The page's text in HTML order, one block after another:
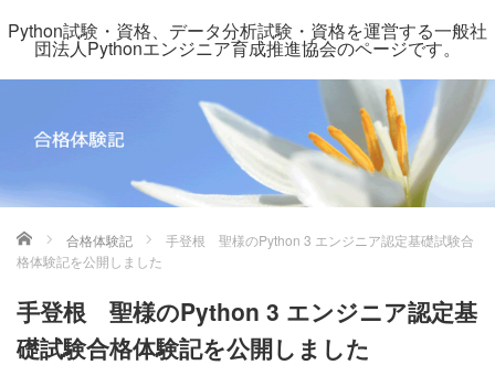
Python試験・資格、データ分析試験・資格を運営する一般社
団法人Pythonエンジニア育成推進協会のページです。
ホーム 合格体験記
手登根 聖様のPython 3 エンジニア認定基礎試験合
格体験記を公開しました
手登根 聖様のPython 3 エンジニア認定基
礎試験合格体験記を公開しました